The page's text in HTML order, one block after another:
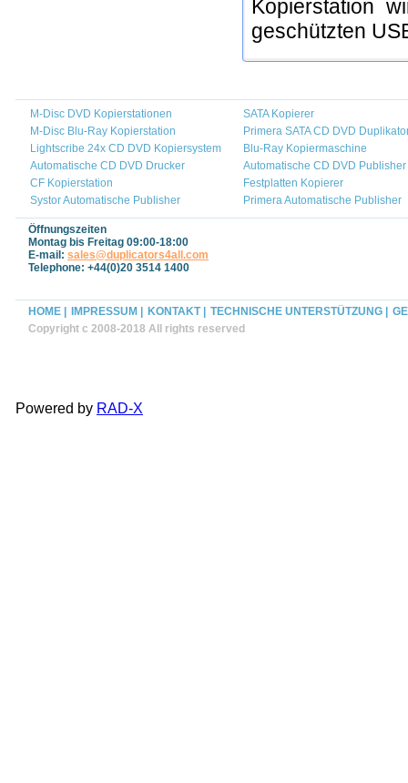
Kopierstation
geschützten
M-Disc DVD Kopierstationen
SATA Kopierer
M-Disc Blu-Ray Kopierstation
Primera SATA CD DVD
Lightscribe 24x CD DVD Kopiersystem
Blu-Ray Kopiermaschine
Automatische CD DVD Drucker
Automatische CD DVD Publisher
CF Kopierstation
Festplatten Kopierer
Systor Automatische Publisher
Primera Automatische Publisher
Öffnungszeiten
Montag bis Freitag 09:00-18:00
E-mail: sales@duplicators4all.com
Telephone: +44(0)20 3514 1400
HOME | IMPRESSUM | KONTAKT | TECHNISCHE UNTERSTÜTZUNG |
Copyright c 2008-2018 All rights reserved
Powered by RAD-X